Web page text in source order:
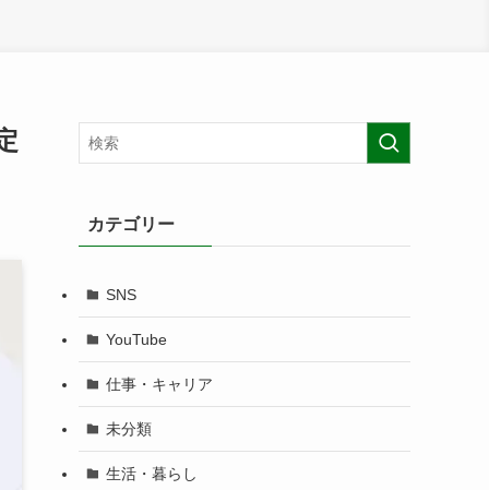
カテゴリー
SNS
YouTube
仕事・キャリア
未分類
生活・暮らし